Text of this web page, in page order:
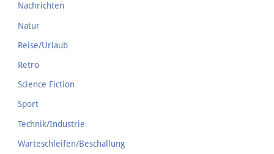
Nachrichten
Natur
Reise/Urlaub
Retro
Science Fiction
Sport
Technik/Industrie
Warteschleifen/Beschallung